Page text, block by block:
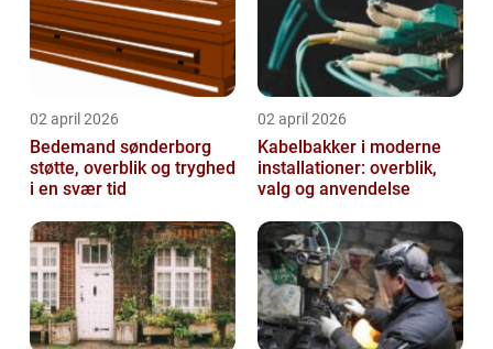
02 april 2026
Bedemand sønderborg
støtte, overblik og tryghed
i en svær tid
02 april 2026
Kabelbakker i moderne
installationer: overblik,
valg og anvendelse